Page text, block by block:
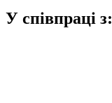
У співпраці з: